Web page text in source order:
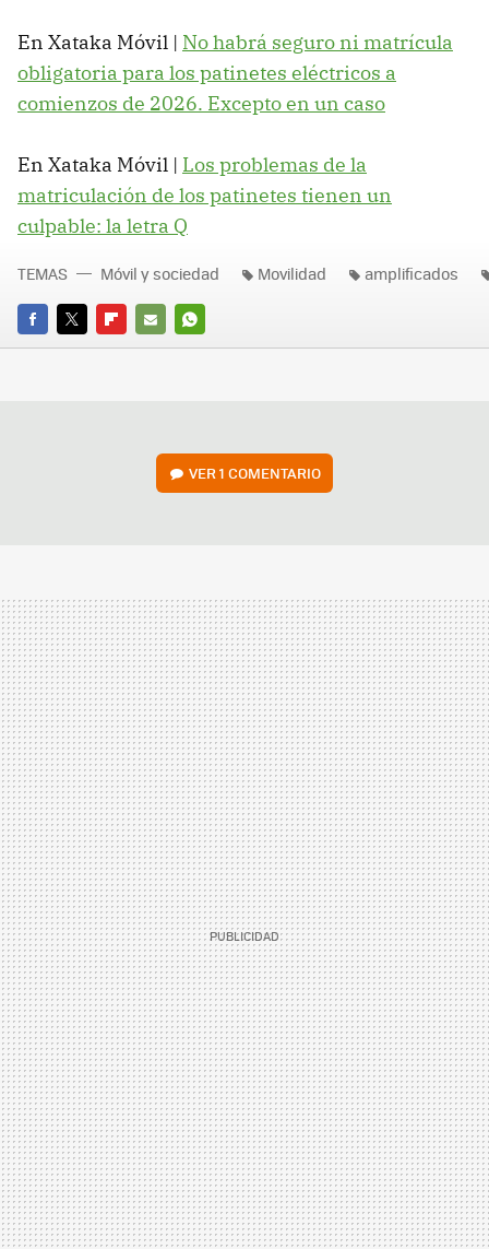
En Xataka Móvil | No habrá seguro ni matrícula
obligatoria para los patinetes eléctricos a
comienzos de 2026. Excepto en un caso
En Xataka Móvil | Los problemas de la
matriculación de los patinetes tienen un
culpable: la letra Q
FACEBOOK
TWITTERFLIPBOARD
E-
WHATSAPP
TEMAS Móvil y sociedad Movilidad amplificados
VER1 COMENTARIO